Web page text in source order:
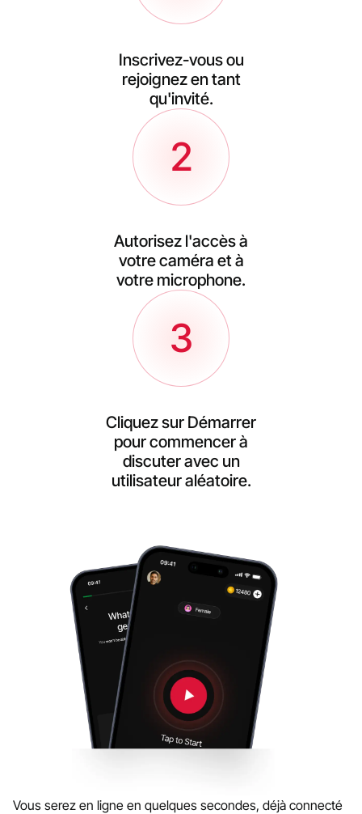
Inscrivez-vous ou
rejoignez en tant
qu'invité.
2
Autorisez l'accès à
votre caméra et à
votre microphone.
3
Cliquez sur Démarrer
pour commencer à
discuter avec un
utilisateur aléatoire.
Vous serez en ligne en quelques secondes, déjà connecté